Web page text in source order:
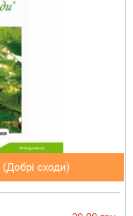
сходи)